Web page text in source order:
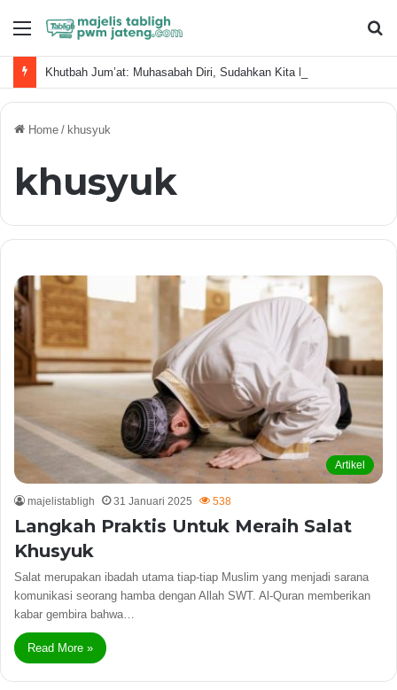
Menu
Home / khusyuk
khusyuk
Artikel
majelistabligh 31 Januari 2025 538
Langkah Praktis Untuk Meraih Salat
Khusyuk
Salat merupakan ibadah utama tiap-tiap Muslim yang menjadi sarana
komunikasi seorang hamba dengan Allah SWT. Al-Quran memberikan
kabar gembira bahwa…
Read More »